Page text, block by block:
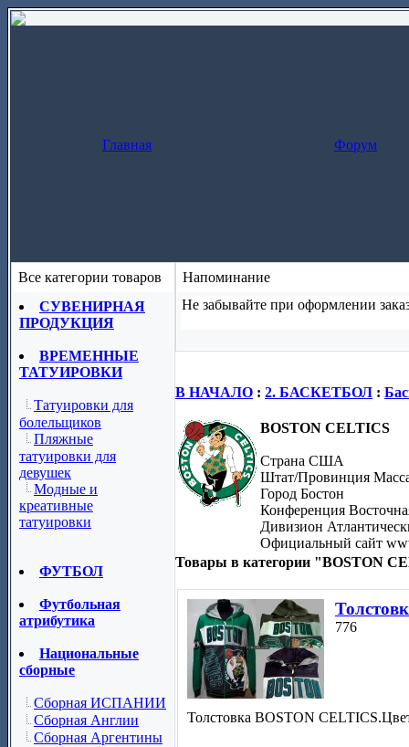
Главная Форум
Все категории товаров
СУВЕНИРНАЯ
ПРОДУКЦИЯ
ВРЕМЕННЫЕ
ТАТУИРОВКИ
Татуировки для
болельщиков
Пляжные
татуировки для
девушек
Модные и
креативные
татуировки
ФУТБОЛ
Футбольная
атрибутика
Национальные
сборные
Сборная ИСПАНИИ
Сборная Англии
Сборная Аргентины
Напоминание
Не забывайте при оформлении
В НАЧАЛО : 2. БАСКЕТБОЛ :
BOSTON CELTICS
Страна США
Штат/Провинция
Город Бостон
Конференция
Дивизион
Официальный сайт
Товары в категории "BOSTON
776
Толстовка BOSTON